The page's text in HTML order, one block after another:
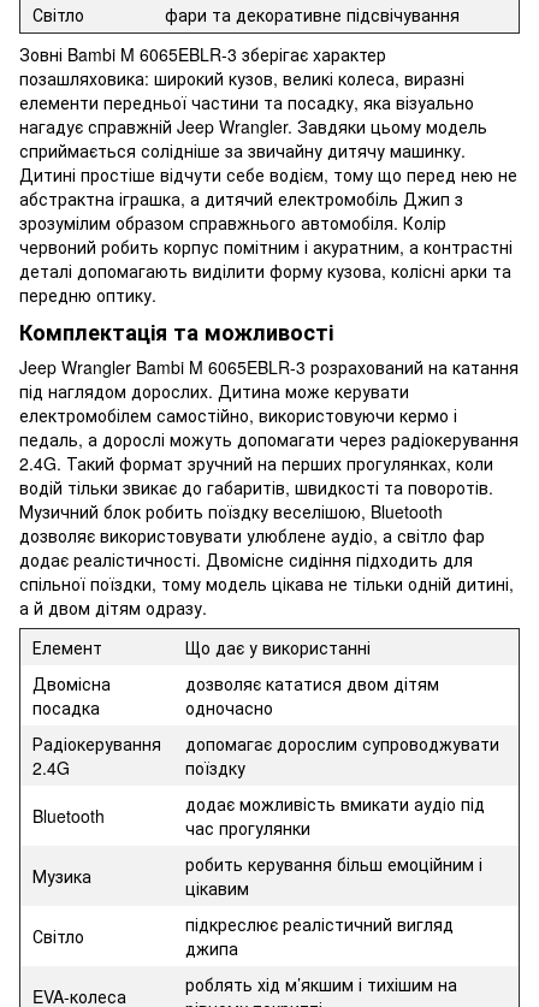
Світло
фари та декоративне підсвічування
Зовні Bambi M 6065EBLR-3 зберігає характер
позашляховика: широкий кузов, великі колеса, виразні
елементи передньої частини та посадку, яка візуально
нагадує справжній Jeep Wrangler. Завдяки цьому модель
сприймається солідніше за звичайну дитячу машинку.
Дитині простіше відчути себе водієм, тому що перед нею не
абстрактна іграшка, а дитячий електромобіль Джип з
зрозумілим образом справжнього автомобіля. Колір
червоний робить корпус помітним і акуратним, а контрастні
деталі допомагають виділити форму кузова, колісні арки та
передню оптику.
Комплектація та можливості
Jeep Wrangler Bambi M 6065EBLR-3 розрахований на катання
під наглядом дорослих. Дитина може керувати
електромобілем самостійно, використовуючи кермо і
педаль, а дорослі можуть допомагати через радіокерування
2.4G. Такий формат зручний на перших прогулянках, коли
водій тільки звикає до габаритів, швидкості та поворотів.
Музичний блок робить поїздку веселішою, Bluetooth
дозволяє використовувати улюблене аудіо, а світло фар
додає реалістичності. Двомісне сидіння підходить для
спільної поїздки, тому модель цікава не тільки одній дитині,
а й двом дітям одразу.
Елемент
Що дає у використанні
Двомісна
посадка
дозволяє кататися двом дітям
одночасно
Радіокерування
2.4G
допомагає дорослим супроводжувати
поїздку
Bluetooth
додає можливість вмикати аудіо під
час прогулянки
Музика
робить керування більш емоційним і
цікавим
Світло
підкреслює реалістичний вигляд
джипа
EVA-колеса
роблять хід м’якшим і тихішим на